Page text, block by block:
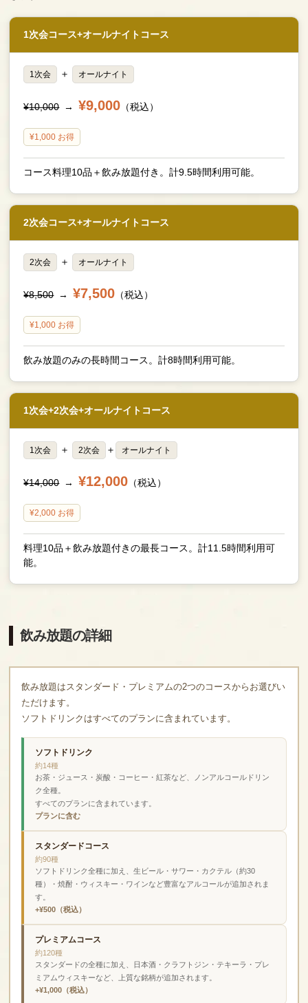
1次会コース+オールナイトコース
1次会 ＋ オールナイト
¥10,000→ ¥9,000 （税込）
¥1,000 お得
コース料理10品＋飲み放題付き。計9.5時間利用可能。
2次会コース+オールナイトコース
2次会 ＋ オールナイト
¥8,500→ ¥7,500 （税込）
¥1,000 お得
飲み放題のみの長時間コース。計8時間利用可能。
1次会+2次会+オールナイトコース
1次会 ＋ 2次会 ＋ オールナイト
¥14,000→ ¥12,000 （税込）
¥2,000 お得
料理10品＋飲み放題付きの最長コース。計11.5時間利用可
能。
飲み放題の詳細
飲み放題はスタンダード・プレミアムの2つのコースからお選びい
ただけます。
ソフトドリンクはすべてのプランに含まれています。
ソフトドリンク
約14種
お茶・ジュース・炭酸・コーヒー・紅茶など、ノンアルコールドリン
ク全種。
すべてのプランに含まれています。
プランに含む
スタンダードコース
約90種
ソフトドリンク全種に加え、生ビール・サワー・カクテル（約30
種）・焼酎・ウィスキー・ワインなど豊富なアルコールが追加されま
す。
+¥500（税込）
プレミアムコース
約120種
スタンダードの全種に加え、日本酒・クラフトジン・テキーラ・プレ
ミアムウィスキーなど、上質な銘柄が追加されます。
+¥1,000（税込）